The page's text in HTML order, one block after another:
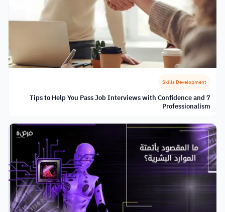
Skills Development
7 Tips to Help You Pass Job Interviews with Confidence and
Professionalism